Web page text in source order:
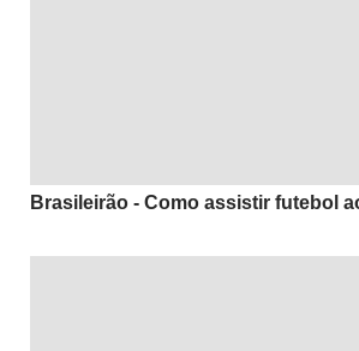
Brasileirão - Como assistir futebol